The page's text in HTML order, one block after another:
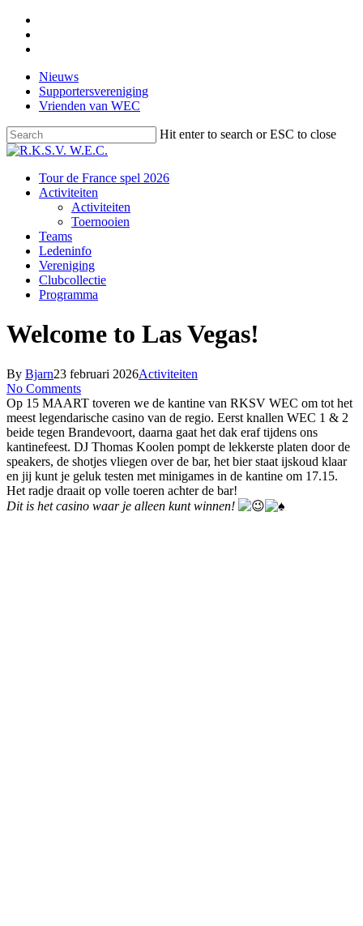
Skip
main
Nieuws
Supportersvereniging
Vrienden van WEC
Hit enter to search or ESC to close
Close
Menu
Tour de France spel 2026
Activiteiten
Activiteiten
Toernooien
Teams
Ledeninfo
Vereniging
Clubcollectie
Programma
Welcome to Las Vegas!
By Bjarn23 februari 2026Activiteiten
No Comments
Op 15 MAART toveren we de kantine van RKSV WEC om tot het
meest legendarische casino van de regio. Eerst knallen WEC 1 & 2
beide tegen Brandevoort, daarna gaat het dak eraf tijdens ons
kantinefeest. DJ Thomas Koolen pompt de lekkerste platen door de
speakers, de shotjes vliegen over de bar, het bier staat ijskoud klaar
en jij kunt je geluk testen met minigames in de kantine om 17.15.
Het radje draait op volle toeren achter de bar!
Dit is het casino waar je alleen kunt winnen!